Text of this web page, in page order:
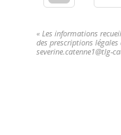
« Les informations
des prescriptions
severine.catenne1@tlg-